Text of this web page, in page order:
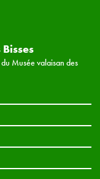
Musée valaisan des